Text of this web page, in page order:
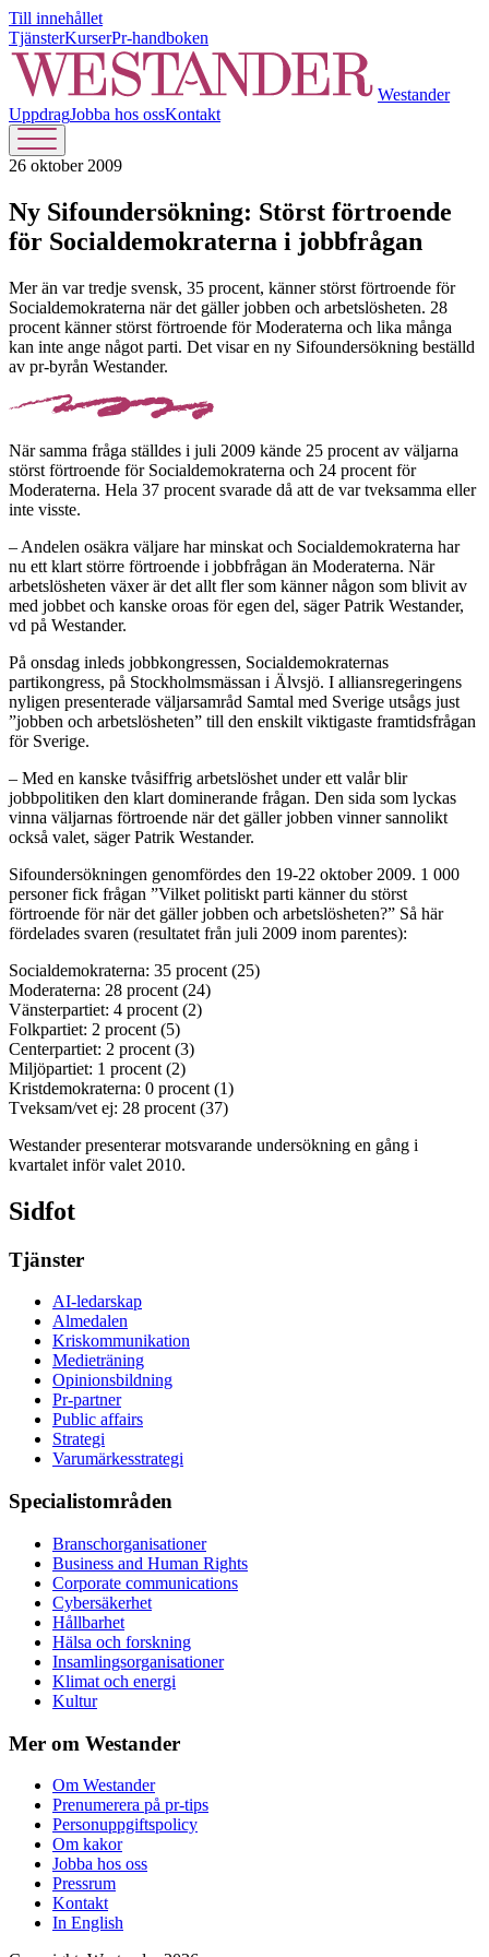
Till innehållet
TjänsterKurserPr-handboken
Westander
UppdragJobba hos ossKontakt
26 oktober 2009
Ny Sifoundersökning: Störst förtroende
för Socialdemokraterna i jobbfrågan
Mer än var tredje svensk, 35 procent, känner störst förtroende för
Socialdemokraterna när det gäller jobben och arbetslösheten. 28
procent känner störst förtroende för Moderaterna och lika många
kan inte ange något parti. Det visar en ny Sifoundersökning beställd
av pr-byrån Westander.
När samma fråga ställdes i juli 2009 kände 25 procent av väljarna
störst förtroende för Socialdemokraterna och 24 procent för
Moderaterna. Hela 37 procent svarade då att de var tveksamma eller
inte visste.
– Andelen osäkra väljare har minskat och Socialdemokraterna har
nu ett klart större förtroende i jobbfrågan än Moderaterna. När
arbetslösheten växer är det allt fler som känner någon som blivit av
med jobbet och kanske oroas för egen del, säger Patrik Westander,
vd på Westander.
På onsdag inleds jobbkongressen, Socialdemokraternas
partikongress, på Stockholmsmässan i Älvsjö. I alliansregeringens
nyligen presenterade väljarsamråd Samtal med Sverige utsågs just
”jobben och arbetslösheten” till den enskilt viktigaste framtidsfrågan
för Sverige.
– Med en kanske tvåsiffrig arbetslöshet under ett valår blir
jobbpolitiken den klart dominerande frågan. Den sida som lyckas
vinna väljarnas förtroende när det gäller jobben vinner sannolikt
också valet, säger Patrik Westander.
Sifoundersökningen genomfördes den 19-22 oktober 2009. 1 000
personer fick frågan ”Vilket politiskt parti känner du störst
förtroende för när det gäller jobben och arbetslösheten?” Så här
fördelades svaren (resultatet från juli 2009 inom parentes):
Socialdemokraterna: 35 procent (25)
Moderaterna: 28 procent (24)
Vänsterpartiet: 4 procent (2)
Folkpartiet: 2 procent (5)
Centerpartiet: 2 procent (3)
Miljöpartiet: 1 procent (2)
Kristdemokraterna: 0 procent (1)
Tveksam/vet ej: 28 procent (37)
Westander presenterar motsvarande undersökning en gång i
kvartalet inför valet 2010.
Sidfot
Tjänster
AI-ledarskap
Almedalen
Kris­kommunikation
Medieträning
Opinionsbildning
Pr-partner
Public affairs
Strategi
Varumärkesstrategi
Specialistområden
Branschorganisationer
Business and Human Rights
Corporate communications
Cybersäkerhet
Hållbarhet
Hälsa och forskning
Insamlingsorganisationer
Klimat och energi
Kultur
Mer om Westander
Om Westander
Prenumerera på pr-tips
Personuppgiftspolicy
Om kakor
Jobba hos oss
Pressrum
Kontakt
In English